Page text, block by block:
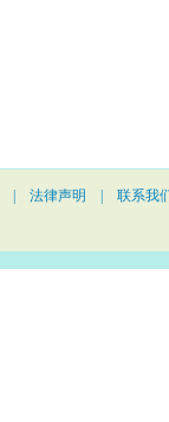
法律声明 联系我